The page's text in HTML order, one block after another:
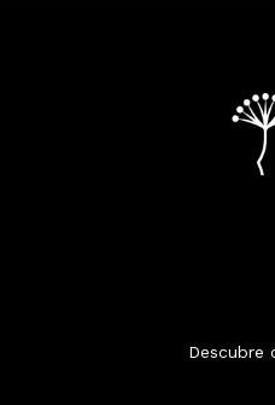
Descubre